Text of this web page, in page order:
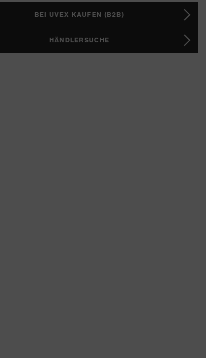
BEI UVEX KAUFEN (B2B)
HÄNDLERSUCHE